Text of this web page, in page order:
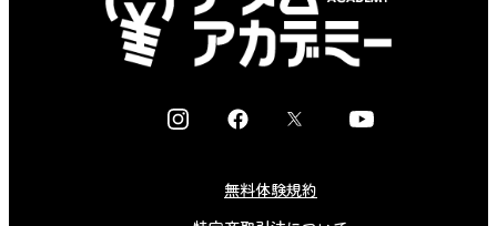
I
F
e
X
Y
無料体験規約